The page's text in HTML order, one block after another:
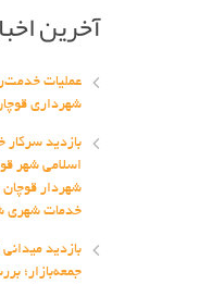
آخرین
عملیات
شهرداری
بازدید
اسلامی شهر
شهردار قوچان
خدمات شهری
بازدید
جمعه‌بازار؛